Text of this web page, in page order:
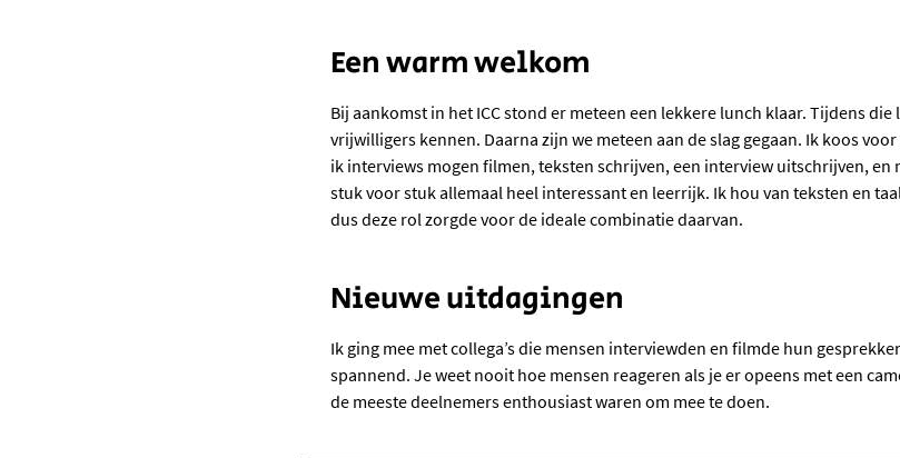
Een warm welkom
Bij aankomst in het ICC stond er meteen een lekkere lunch klaar. Tijdens
vrijwilligers kennen. Daarna zijn we meteen aan de slag gegaan. Ik koos
ik interviews mogen filmen, teksten schrijven, een interview uitschrijven, en
stuk voor stuk allemaal heel interessant en leerrijk. Ik hou van teksten en
dus deze rol zorgde voor de ideale combinatie daarvan.
Nieuwe uitdagingen
Ik ging mee met collega’s die mensen interviewden en filmde hun
spannend. Je weet nooit hoe mensen reageren als je er opeens met een
de meeste deelnemers enthousiast waren om mee te doen.